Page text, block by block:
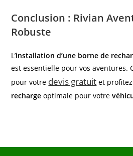
Conclusion : Rivian
Robuste
L’installation d’une borne de
est essentielle pour vos aventures.
pour votre devis gratuit et
recharge optimale pour votre